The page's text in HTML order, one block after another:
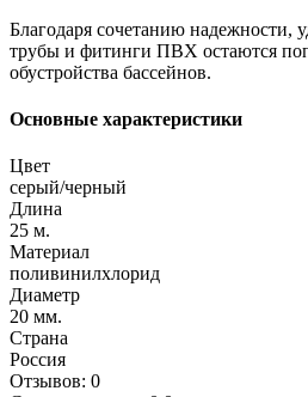
Благодаря сочетанию надежности,
трубы и фитинги ПВХ остаются
обустройства бассейнов.
Основные характеристики
Цвет
серый/черный
Длина
25 м.
Материал
поливинилхлорид
Диаметр
20 мм.
Страна
Россия
Отзывов: 0